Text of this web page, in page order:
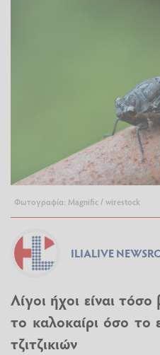
Φωτογραφία: Magnific / wirestock
ILIALIVE
Λίγοι ήχοι είναι
το καλοκαίρι όσο το
τζιτζικιών